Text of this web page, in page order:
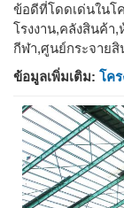
ข้อดีที่โดดเด่นในโ
โรงงาน,คลังสินค้า,
กีฬา,ศูนย์กระจาย
ข้อมูล​เพิ่มเติม​: โคร